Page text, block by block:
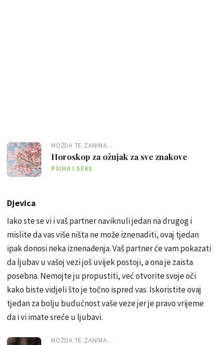
MOŽDA TE ZANIMA...
Horoskop za ožujak za sve znakove
PSIHA I SEKS
Djevica
Iako ste se vi i vaš partner naviknuli jedan na drugog i
mislite da vas više ništa ne može iznenaditi, ovaj tjedan
ipak donosi neka iznenađenja. Vaš partner će vam pokazati
da ljubav u vašoj vezi još uvijek postoji, a ona je zaista
posebna. Nemojte ju propustiti, već otvorite svoje oči
kako biste vidjeli što je točno ispred vas. Iskoristite ovaj
tjedan za bolju budućnost vaše veze jer je pravo vrijeme
da i vi imate sreće u ljubavi.
MOŽDA TE ZANIMA...